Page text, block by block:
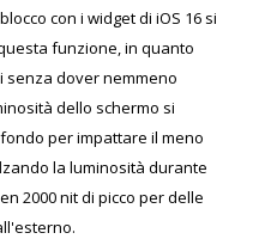
con i widget di iOS 16 si
funzione, in quanto
dover nemmeno
dello schermo si
per impattare il meno
la luminosità durante
2000 nit di picco per delle